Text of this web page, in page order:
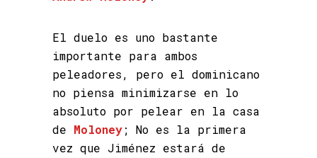
El duelo es uno bastante
importante para ambos
peleadores, pero el dominicano
no piensa minimizarse en lo
absoluto por pelear en la casa
de Moloney; No es la primera
vez que Jiménez estará de